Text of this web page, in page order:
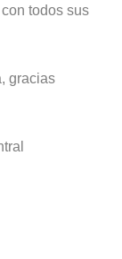
todos sus
gracias